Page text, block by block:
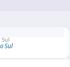
Sul
Sul